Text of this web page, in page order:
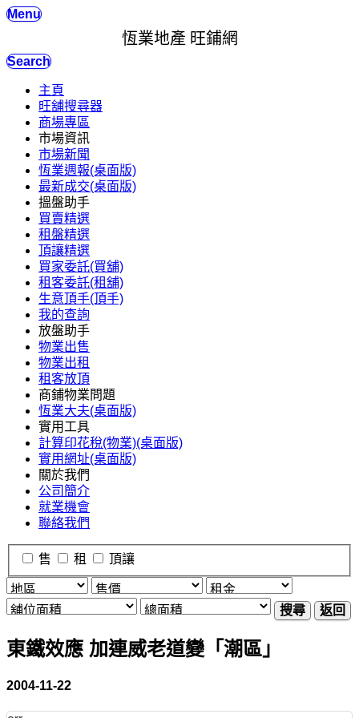
Menu
恆業地產 旺鋪網
Search
主頁
旺舖搜尋器
商場專區
市場資訊
市場新聞
恆業週報(桌面版)
最新成交(桌面版)
搵盤助手
買賣精選
租盤精選
頂讓精選
買家委託(買舖)
租客委託(租舖)
生意頂手(頂手)
我的查詢
放盤助手
物業出售
物業出租
租客放頂
商鋪物業問題
恆業大夫(桌面版)
實用工具
計算印花稅(物業)(桌面版)
實用網址(桌面版)
關於我們
公司簡介
就業機會
聯絡我們
售 租 頂讓
搜尋 返回
東鐵效應 加連威老道變「潮區」
2004-11-22